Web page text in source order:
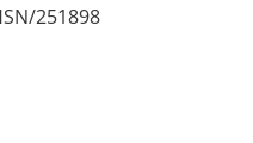
251898